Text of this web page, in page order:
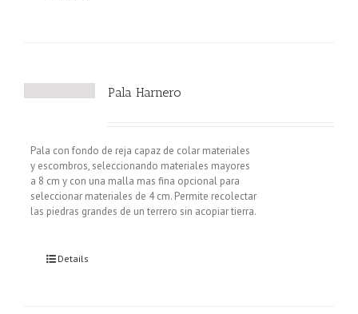
Pala Harnero
Pala con fondo de reja capaz de colar materiales
y escombros, seleccionando materiales mayores
a 8 cm y con una malla mas fina opcional para
seleccionar materiales de 4 cm. Permite recolectar
las piedras grandes de un terrero sin acopiar tierra.
Details